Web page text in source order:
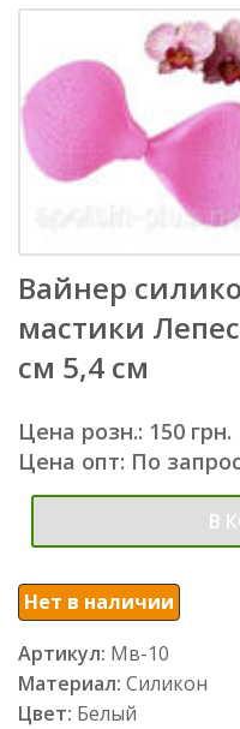
Вайнер
мастики
см 5,4 см
Цена розн.: 150 грн.
Цена опт: По
В
Нет в наличии
Артикул: Мв-10
Материал: Силикон
Цвет: Белый